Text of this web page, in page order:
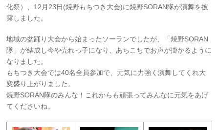
化祭）、12月23日(焼野もちつき大会)に焼野SORAN隊が演舞を披
露しました。
地域の盆踊り大会から始まったソーランでしたが、「焼野SORAN
隊」が結成し今や売れっ子になり、あちこちでお声が掛かるように
なりました。
もちつき大会では40名全員参加で、元気に力強く演舞してくれ大
変盛り上がりました。
焼野SORAN隊のみんな！これからも頑張ってみんなに元気をあげ
てくださいね。